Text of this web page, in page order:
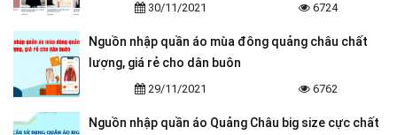
30/11/2021 6724
Nguồn nhập quần áo mùa đông quảng châu chất
lượng, giá rẻ cho dân buôn
29/11/2021 6762
Nguồn nhập quần áo Quảng Châu big size cực chất